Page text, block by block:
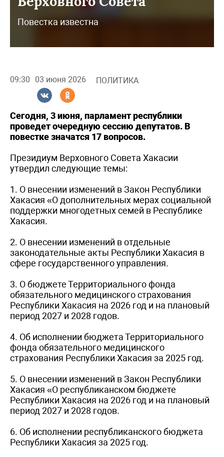
Повестка известна
09:30 03 июня 2026 ПОЛИТИКА
Сегодня, 3 июня, парламент республики
проведет очередную сессию депутатов. В
повестке значатся 17 вопросов.
Президиум Верховного Совета Хакасии
утвердил следующие темы:
1. О внесении изменений в Закон Республики
Хакасия «О дополнительных мерах социальной
поддержки многодетных семей в Республике
Хакасия.
2. О внесении изменений в отдельные
законодательные акты Республики Хакасия в
сфере государственного управления.
3. О бюджете Территориального фонда
обязательного медицинского страхования
Республики Хакасия на 2026 год и на плановый
период 2027 и 2028 годов.
4. Об исполнении бюджета Территориального
фонда обязательного медицинского
страхования Республики Хакасия за 2025 год.
5. О внесении изменений в Закон Республики
Хакасия «О республиканском бюджете
Республики Хакасия на 2026 год и на плановый
период 2027 и 2028 годов.
6. Об исполнении республиканского бюджета
Республики Хакасия за 2025 год.